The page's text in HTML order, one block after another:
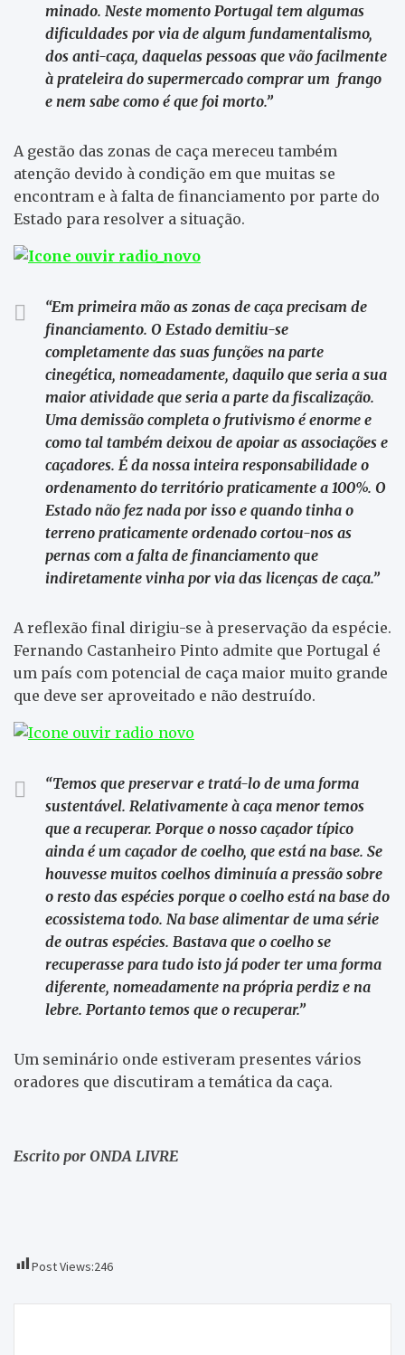
minado. Neste momento Portugal tem algumas
dificuldades por via de algum fundamentalismo,
dos anti-caça, daquelas pessoas que vão facilmente
à prateleira do supermercado comprar um frango
e nem sabe como é que foi morto.”
A gestão das zonas de caça mereceu também
atenção devido à condição em que muitas se
encontram e à falta de financiamento por parte do
Estado para resolver a situação.
“Em primeira mão as zonas de caça precisam de
financiamento. O Estado demitiu-se
completamente das suas funções na parte
cinegética, nomeadamente, daquilo que seria a sua
maior atividade que seria a parte da fiscalização.
Uma demissão completa o frutivismo é enorme e
como tal também deixou de apoiar as associações e
caçadores. É da nossa inteira responsabilidade o
ordenamento do território praticamente a 100%. O
Estado não fez nada por isso e quando tinha o
terreno praticamente ordenado cortou-nos as
pernas com a falta de financiamento que
indiretamente vinha por via das licenças de caça.”
A reflexão final dirigiu-se à preservação da espécie.
Fernando Castanheiro Pinto admite que Portugal é
um país com potencial de caça maior muito grande
que deve ser aproveitado e não destruído.
“Temos que preservar e tratá-lo de uma forma
sustentável. Relativamente à caça menor temos
que a recuperar. Porque o nosso caçador típico
ainda é um caçador de coelho, que está na base. Se
houvesse muitos coelhos diminuía a pressão sobre
o resto das espécies porque o coelho está na base do
ecossistema todo. Na base alimentar de uma série
de outras espécies. Bastava que o coelho se
recuperasse para tudo isto já poder ter uma forma
diferente, nomeadamente na própria perdiz e na
lebre. Portanto temos que o recuperar.”
Um seminário onde estiveram presentes vários
oradores que discutiram a temática da caça.
Escrito por ONDA LIVRE
Post Views:246